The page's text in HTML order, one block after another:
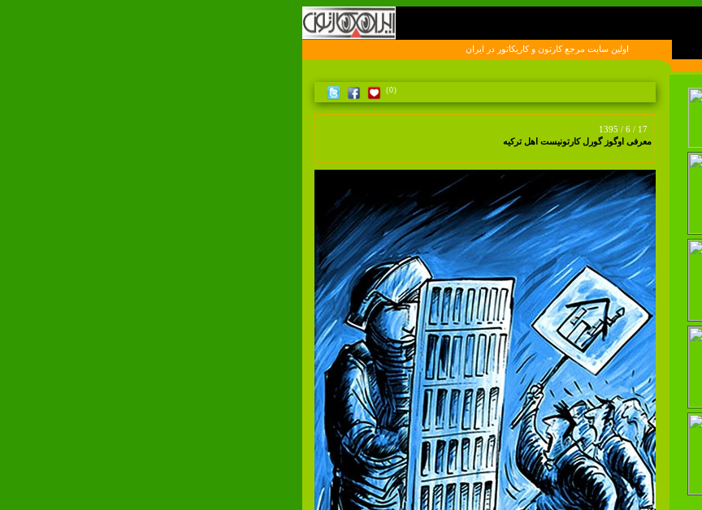
اولين سايت مرجع کارتون و کاريکاتور در ايران
(0)
1395 / 6 / 17
معرفی اوگوز گورل کارتونیست اهل ترکیه